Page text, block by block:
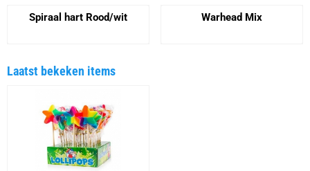
Spiraal hart Rood/wit Warhead Mix
Laatst bekeken items